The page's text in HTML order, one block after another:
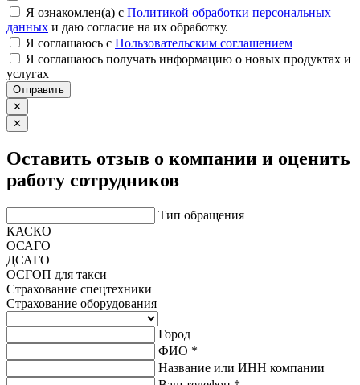
Я ознакомлен(а) с Политикой обработки персональных
данных и даю согласие на их обработку.
Я соглашаюсь c Пользовательским соглашением
Я соглашаюсь получать информацию о новых продуктах и
услугах
Отправить
✕
✕
Оставить отзыв о компании и оценить
работу сотрудников
Тип обращения
КАСКО
ОСАГО
ДСАГО
ОСГОП для такси
Страхование спецтехники
Страхование оборудования
Город
ФИО *
Название или ИНН компании